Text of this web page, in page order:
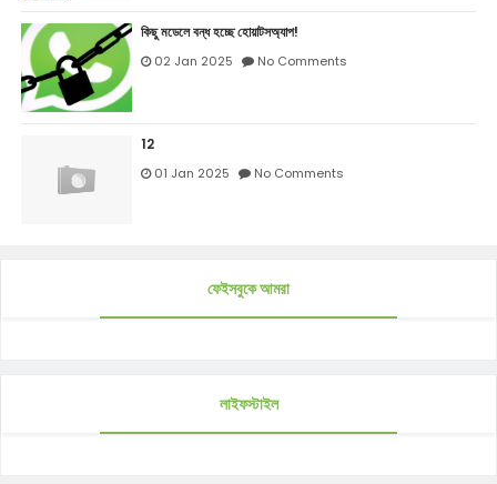
কিছু মডেলে বন্ধ হচ্ছে হোয়াটসঅ্যাপ!
02 Jan 2025 No Comments
12
01 Jan 2025 No Comments
ফেইসবুকে আমরা
লাইফস্টাইল